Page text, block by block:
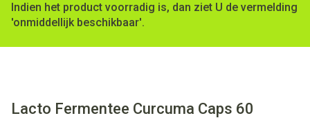
Indien het product voorradig is, dan ziet U de vermelding
'onmiddellijk beschikbaar'.
Lacto Fermentee Curcuma Caps 60